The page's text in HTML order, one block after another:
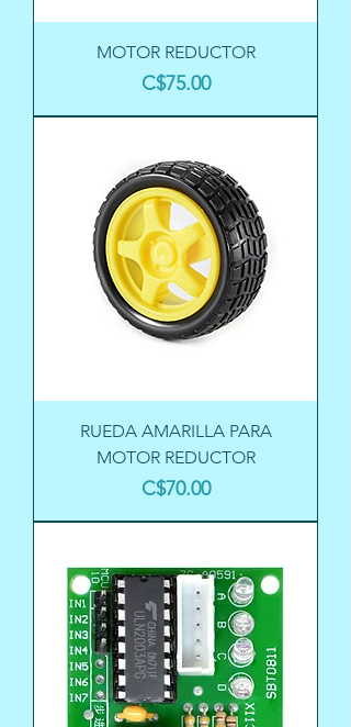
MOTOR REDUCTOR
Precio
C$75.00
RUEDA AMARILLA PARA
MOTOR REDUCTOR
Precio
C$70.00